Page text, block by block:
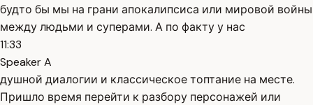
будто бы мы на грани апокалипсиса или мировой войны
между людьми и суперами. А по факту у нас
11:33
Speaker A
душной диалогии и классическое топтание на месте.
Пришло время перейти к разбору персонажей или